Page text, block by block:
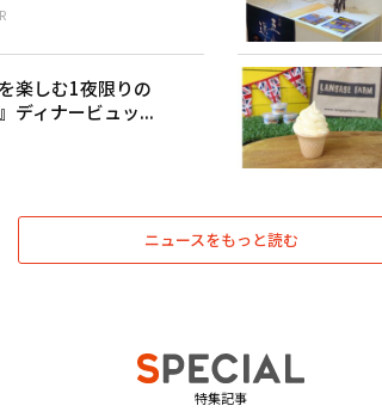
楽しむ1夜限りの
ディナービュッ...
ニュースをもっと読む
特集記事